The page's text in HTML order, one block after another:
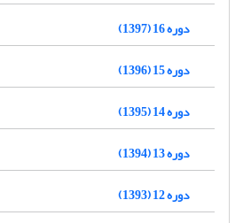
دوره 16 (1397)
دوره 15 (1396)
دوره 14 (1395)
دوره 13 (1394)
دوره 12 (1393)